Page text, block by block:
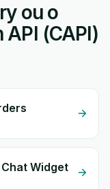
ou o
(CAPI)
Widget